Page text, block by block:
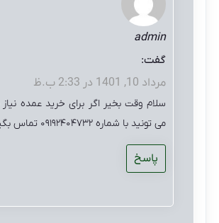
admin
گفت:
مرداد 10, 1401 در 2:33 ب.ظ
سلام وقت بخیر اگر برای خرید عمده نیاز
می تونید با شماره ۰۹۱۹۲۴۰۴۷۳۲ تماس بگیرید.
پاسخ